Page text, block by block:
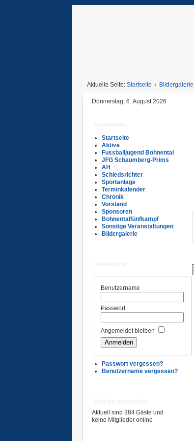
Aktuelle Seite: Startseite Bildergalerie
Donnerstag, 6. August 2026
Startseite
Aktive
Fussballjugend Bohnental
JFG Schaumberg-Prims
AH
Schiedsrichter
Sportanlage
Terminkalender
Chronik
Vorstand
Sponsoren
Bohnentalfünfkampf
Sonstige Veranstaltungen
Bildergalerie
Benutzername
Passwort
Angemeldet bleiben
Passwort vergessen?
Benutzername vergessen?
Aktuell sind 384 Gäste und
keine Mitglieder online